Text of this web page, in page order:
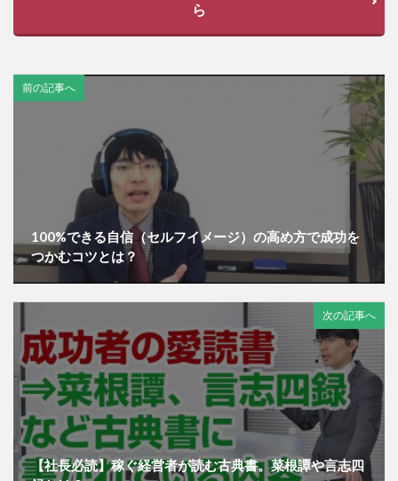
ら
前の記事へ
100%できる自信（セルフイメージ）の高め方で成功を
つかむコツとは？
次の記事へ
【社長必読】稼ぐ経営者が読む古典書。菜根譚や言志四